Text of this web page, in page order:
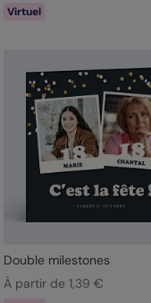
Virtuel
Double milestones
À partir de 1,39 €